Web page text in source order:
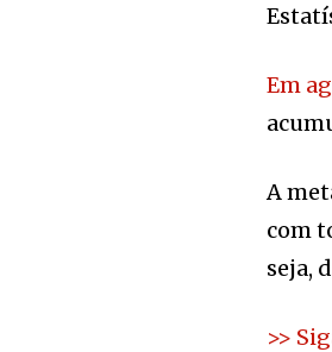
Em
A
com
seja,
>>